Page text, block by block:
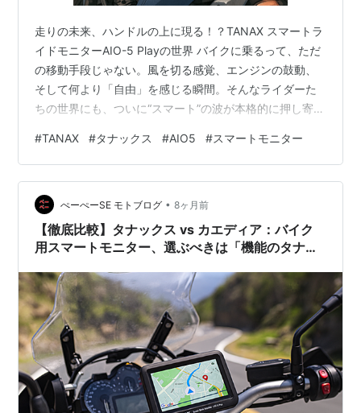
走りの未来、ハンドルの上に現る！？TANAX スマートラ
イドモニターAIO-5 Playの世界 バイクに乗るって、ただ
の移動手段じゃない。風を切る感覚、エンジンの鼓動、
そして何より「自由」を感じる瞬間。そんなライダーた
ちの世界にも、ついに“スマート”の波が本格的に押し寄せ
チャした配線や複雑な設定はイヤ…そんな欲張りな願い
を叶えてくれるのが、TANAXの「スマートライドモニタ
ーAIO-5 Play（SRS-015）」だ。 このガジェット、ただ
のモニターじゃない。時代は「情報をいかに自然に、か
つ安全に取り込むか」がテーマ。ライダーの視線の先
に、必要…
#TANAX #タナックス #AIO5 #スマートモニター
ぺーぺーSE モトブログ • 8ヶ月前
【徹底比較】タナックス vs カエディア：バイク
用スマートモニター、選ぶべきは「機能のタナッ